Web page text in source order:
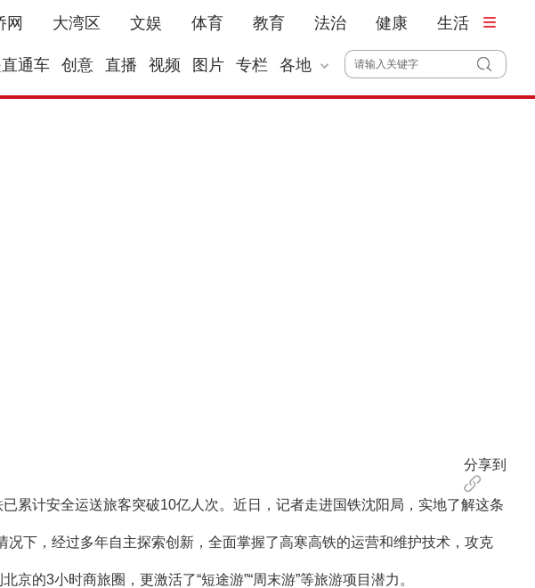
网 大湾区 文娱 体育 教育 法治 健康 生活
通车 创意 直播 视频 图片 专栏 各地
分享到
计安全运送旅客突破10亿人次。近日，记者走进国铁沈阳局，实地了解这条
，经过多年自主探索创新，全面掌握了高寒高铁的运营和维护技术，攻克
3小时商旅圈，更激活了“短途游”“周末游”等旅游项目潜力。